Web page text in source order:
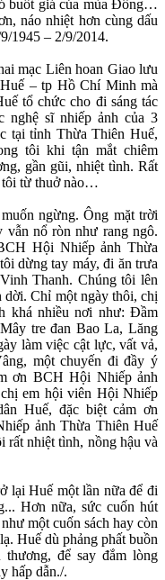
buốt giá của mùa Đông…
náo nhiệt hơn cùng dấu
1945 – 2/9/2014.
mạc Liên hoan Giao lưu
– tp Hồ Chí Minh mà
tổ chức cho đi sáng tác
nghệ sĩ nhiếp ảnh của 3
tại tỉnh Thừa Thiên Huế,
tôi khi tận mắt chiêm
gần gũi, nhiệt tình. Rất
tôi từ thuở nào…
ngừng. Ông mặt trời
vẫn nổ ròn như rang ngô.
Hội Nhiếp ảnh Thừa
dừng tay máy, đi ăn trưa
Thanh. Chúng tôi lên
dời. Chỉ một ngày thôi, chị
khá nhiều nơi như: Đầm
tre đan Bao La, Lăng
làm việc cật lực, vất vả,
một chuyến đi đầy ý
ơn BCH Hội Nhiếp ảnh
em hội viên Hội Nhiếp
Huế, đặc biệt cảm ơn
ảnh Thừa Thiên Huế
nhiệt tình, nồng hậu và
lại Huế một lần nữa để đi
Hơn nữa, sức cuốn hút
một cuốn sách hay còn
Huế dù phảng phất buồn
để say đắm lòng
hấp dẫn./.